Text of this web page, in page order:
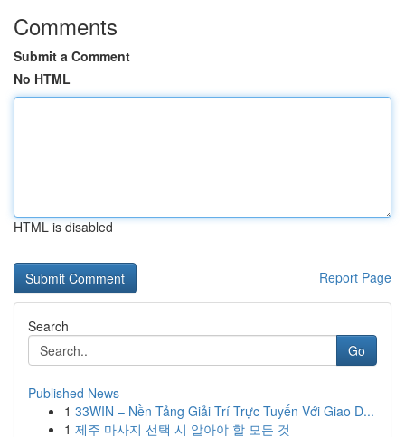
Comments
Submit a Comment
No HTML
HTML is disabled
Report Page
Search
Go
Published News
1 33WIN – Nền Tảng Giải Trí Trực Tuyến Với Giao D...
1 제주 마사지 선택 시 알아야 할 모든 것